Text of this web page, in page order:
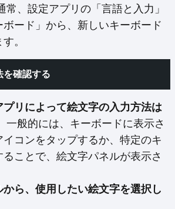
常、設定アプリの「言語と入力」
ボード」から、新しいキーボード
。
を確認する
プリによって絵文字の入力方法は
一般的には、キーボードに表示さ
コンをタップするか、特定のキ
ことで、絵文字パネルが表示さ
ら、使用したい絵文字を選択し